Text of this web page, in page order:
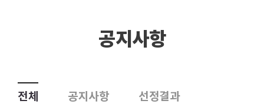
공지사항
전체 공지사항 선정결과